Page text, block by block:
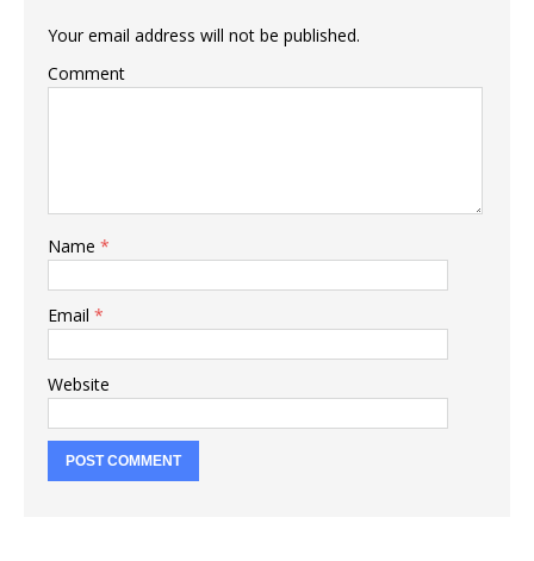
Your email address will not be published.
Comment
Name *
Email *
Website